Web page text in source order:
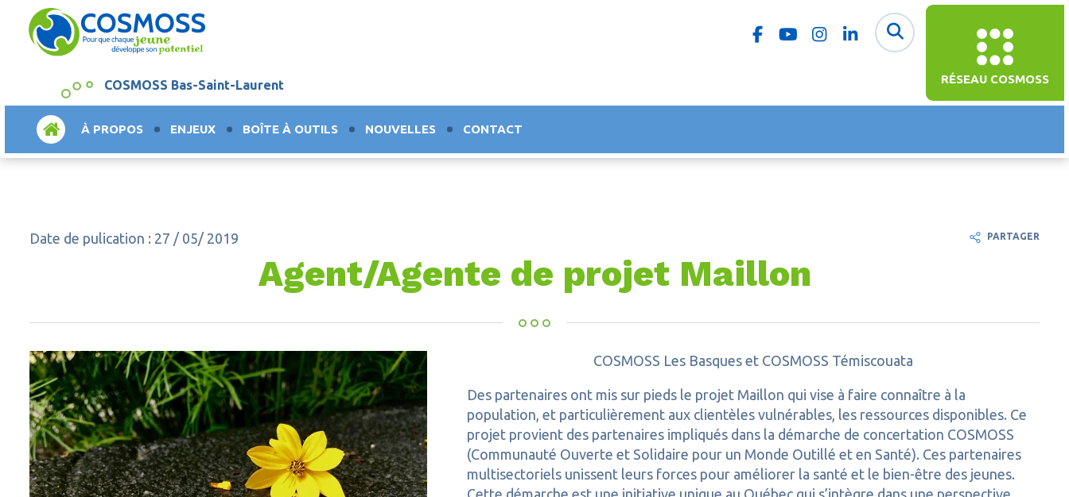
RÉSEAU COSMOSS
COSMOSS Bas-Saint-Laurent
ACCUEILÀ PROPOS ENJEUX BOÎTE À OUTILS NOUVELLES CONTACT
Date de pulication : 27 / 05/ 2019
Agent/Agente de projet Maillon
COSMOSS Les Basques et COSMOSS Témiscouata
Des partenaires ont mis sur pieds le projet Maillon qui vise à faire connaître à la
population, et particulièrement aux clientèles vulnérables, les ressources disponibles. Ce
projet provient des partenaires impliqués dans la démarche de concertation COSMOSS
(Communauté Ouverte et Solidaire pour un Monde Outillé et en Santé). Ces partenaires
multisectoriels unissent leurs forces pour améliorer la santé et le bien-être des jeunes.
Cette démarche est une initiative unique au Québec qui s’intègre dans une perspective
PARTAGER